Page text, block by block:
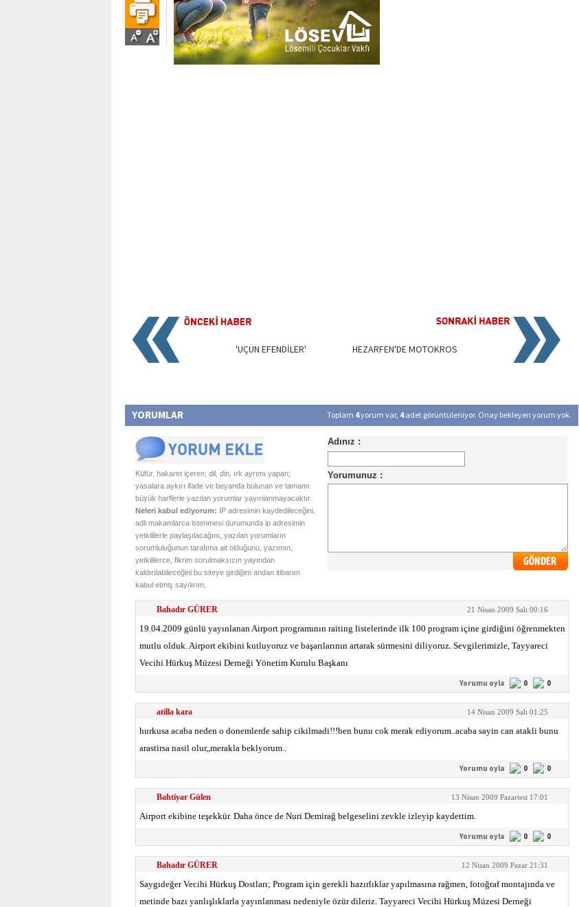
'UÇUN EFENDİLER' HEZARFEN'DE MOTOKROS
YORUMLAR Toplam 4yorum var, 4adet görüntüleniyor. Onay bekleyen yorum yok.
Küfür, hakaret içeren; dil, din, ırk ayrımı yapan;
yasalara aykırı ifade ve beyanda bulunan ve tamamı
büyük harflerle yazılan yorumlar yayınlanmayacaktır.
Neleri kabul ediyorum: IP adresimin kaydedileceğini,
adli makamlarca istenmesi durumunda ip adresimin
yetkililerle paylaşılacağını, yazılan yorumların
sorumluluğunun tarafıma ait olduğunu, yazımın,
yetkililerce, fikrim sorulmaksızın yayından
kaldırılabileceğini bu siteye girdiğim andan itibaren
kabul etmiş sayılırım.
Bahadır GÜRER 21 Nisan 2009 Salı 00:16
19.04.2009 günlü yayınlanan Airport programının raiting listelerinde ilk 100 program içine girdiğini öğrenmekten
mutlu olduk. Airport ekibini kutluyoruz ve başarılarının artarak sürmesini diliyoruz. Sevgilerimizle, Tayyareci
Vecihi Hürkuş Müzesi Derneği Yönetim Kurulu Başkanı
Yorumu oyla 0 0
atilla kara 14 Nisan 2009 Salı 01:25
hurkusa acaba neden o donemlerde sahip cikilmadi!!!ben bunu cok merak ediyorum..acaba sayin can atakli bunu
arastirsa nasil olur,,merakla beklyorum..
Yorumu oyla 0 0
Bahtiyar Gülen 13 Nisan 2009 Pazartesi 17:01
Airport ekibine teşekkür. Daha önce de Nuri Demirağ belgeselini zevkle izleyip kaydettim.
Yorumu oyla 0 0
Bahadır GÜRER 12 Nisan 2009 Pazar 21:31
Saygıdeğer Vecihi Hürkuş Dostları; Program için gerekli hazırlıklar yapılmasına rağmen, fotoğraf montajında ve
metinde bazı yanlışlıklarla yayınlanması nedeniyle özür dileriz. Tayyareci Vecihi Hürkuş Müzesi Derneği